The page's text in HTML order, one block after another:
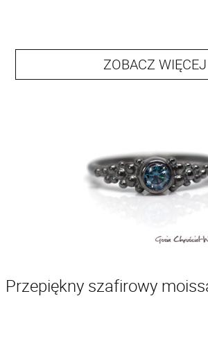
ZOBACZ WIĘCEJ
Przepiękny szafirowy